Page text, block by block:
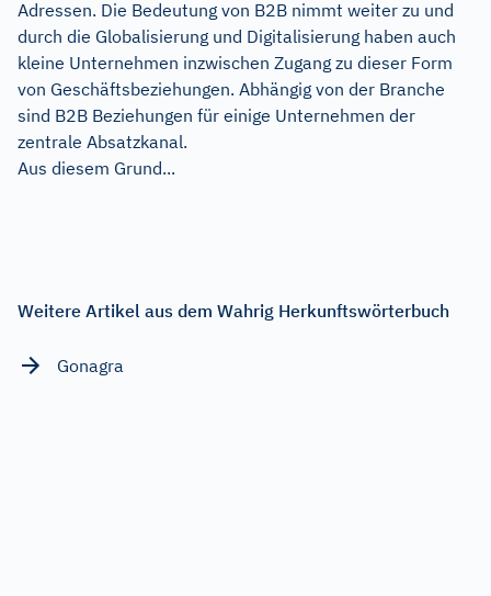
Adressen. Die Bedeutung von B2B nimmt weiter zu und
durch die Globalisierung und Digitalisierung haben auch
kleine Unternehmen inzwischen Zugang zu dieser Form
von Geschäftsbeziehungen. Abhängig von der Branche
sind B2B Beziehungen für einige Unternehmen der
zentrale Absatzkanal.
Aus diesem Grund...
Weitere Artikel aus dem Wahrig Herkunftswörterbuch
Gonagra